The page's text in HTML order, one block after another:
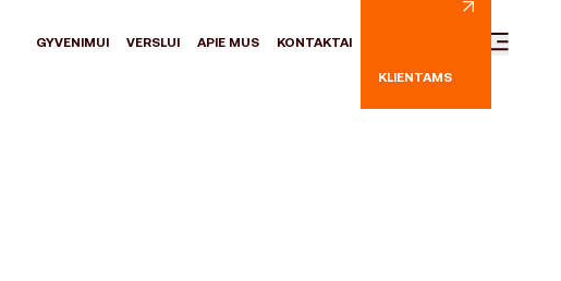
GYVENIMUI VERSLUI APIE MUS KONTAKTAI
KLIENTAMS